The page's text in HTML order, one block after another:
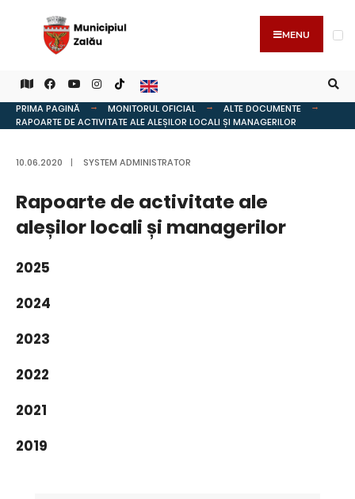
MENU
PRIMA PAGINĂ MONITORUL OFICIAL
ALTE DOCUMENTE
RAPOARTE DE ACTIVITATE ALE ALEȘILOR LOCALI ȘI MANAGERILOR
10.06.2020 | SYSTEM ADMINISTRATOR
Rapoarte de activitate ale
aleșilor locali și managerilor
2025
2024
2023
2022
2021
2019